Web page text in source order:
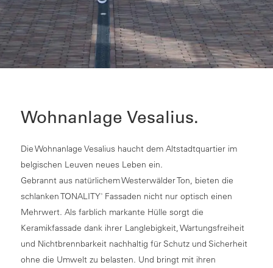
Wohnanlage Vesalius.
Die Wohnanlage Vesalius haucht dem Altstadtquartier im
belgischen Leuven neues Leben ein.
Gebrannt aus natürlichem Westerwälder Ton, bieten die
schlanken TONALITY®Fassaden nicht nur optisch einen
Mehrwert. Als farblich markante Hülle sorgt die
Keramikfassade dank ihrer Langlebigkeit, Wartungsfreiheit
und Nichtbrennbarkeit nachhaltig für Schutz und Sicherheit
ohne die Umwelt zu belasten. Und bringt mit ihren